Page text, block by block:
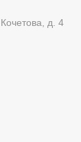
д. 4